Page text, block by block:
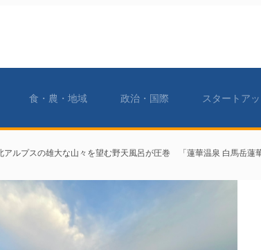
食・農・地域 政治・国際 スタートア
ルプスの雄大な山々を望む野天風呂が圧巻 「蓮華温泉 白馬岳